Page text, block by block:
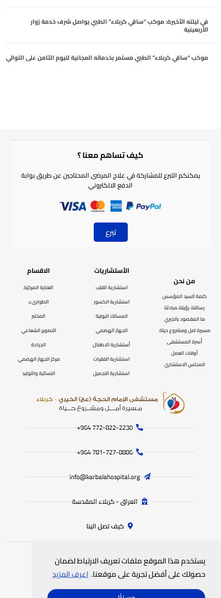
يستخدم هذا الموقع ملفات تعريف الارتباط لضمان
حصولك على أفضل تجربة على موقعنا. اعرف المزيد
في ليلته الأخيرة: موكب “ساقي كربلاء” الطبي يواصل شرف خدمة زوار
الأربعينية
موكب “ساقي كربلاء” الطبي مستمر بخدماته المجانية لليوم الثامن على التوالي
772-822-2230‏ 964+
781-727-8886 964+
info@karbalahospital.org
العراق - كربلاء المقدسة
كيف تصل الينا
الاقسام
العناية المركزة
الطوارىء
المختبر
التصوير الشعاعي
الجراحة
مركز الجهاز الهضمي
النسائية والتوليد
الأستشاريات
استشارية القلب
استشارية الكسور
المسالك البولية
الجهاز الهضمي
أستشارية الاطفال
استشارية الفقرات
استشارية التجميل
من نحن
كلمة السيد المؤسس
رسالتنا، رؤيتنا، مبادئنا
ما المقصود بالخيري
مسيرة امل ومشروع حياة
أُسرة المستشفى
أوقات العمل
المجلس الاستشاري
كيف تساهم معنا ؟​
يمكنكم التبرع للمشاركة في علاج المرضى المحتاجين عن طريق بوابة
الدفع الالكتروني
تبرع
جميع الحقوق محفوظة لمستشفى الامام الحجة (عج) الخيري© 2025